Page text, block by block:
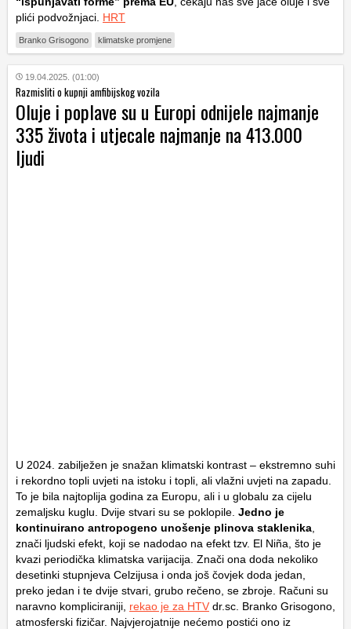
plići podvožnjaci. HRT
Branko Grisogono klimatske promjene
19.04.2025. (01:00)
Razmisliti o kupnji amfibijskog vozila
Oluje i poplave su u Europi odnijele najmanje
335 života i utjecale najmanje na 413.000
ljudi
U 2024. zabilježen je snažan klimatski kontrast – ekstremno suhi
i rekordno topli uvjeti na istoku i topli, ali vlažni uvjeti na zapadu.
To je bila najtoplija godina za Europu, ali i u globalu za cijelu
zemaljsku kuglu. Dvije stvari su se poklopile. Jedno je
kontinuirano antropogeno unošenje plinova staklenika
znači ljudski efekt, koji se nadodao na efekt tzv. El Niña, što je
kvazi periodička klimatska varijacija. Znači ona doda nekoliko
desetinki stupnjeva Celzijusa i onda još čovjek doda jedan,
preko jedan i te dvije stvari, grubo rečeno, se zbroje. Računi su
naravno kompliciraniji, rekao je za HTV dr.sc. Branko Grisogono,
atmosferski fizičar. Najvjerojatnije nećemo postići ono iz